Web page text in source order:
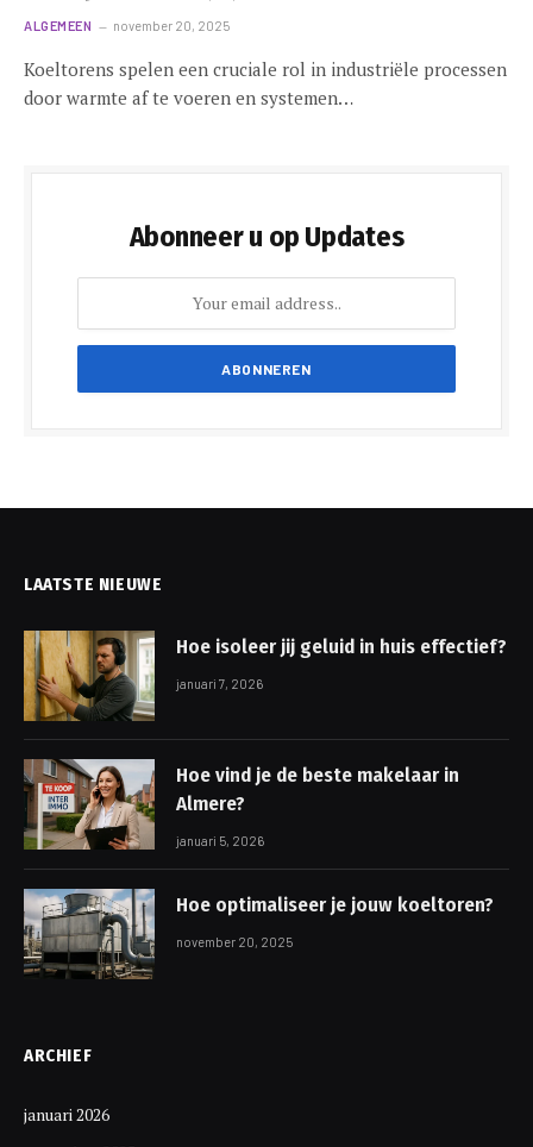
ALGEMEEN november 20, 2025
Koeltorens spelen een cruciale rol in industriële processen
door warmte af te voeren en systemen…
Abonneer u op Updates
LAATSTE NIEUWE
Hoe isoleer jij geluid in huis effectief?
januari 7, 2026
Hoe vind je de beste makelaar in
Almere?
januari 5, 2026
Hoe optimaliseer je jouw koeltoren?
november 20, 2025
ARCHIEF
januari 2026